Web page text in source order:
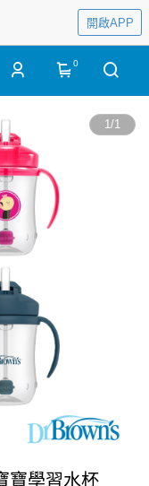
開啟APP
0
1/1
寶學習水杯